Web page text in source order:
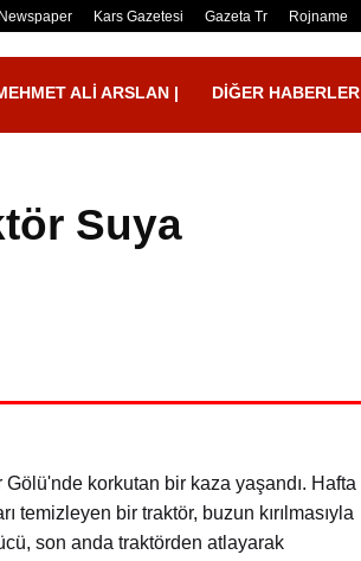
Newspaper Kars Gazetesi Gazeta Tr Rojname
ALI ARSLAN | DIĞER HABERLER
Suya
Gölü'nde korkutan bir kaza yaşandı. Hafta
temizleyen bir traktör, buzun kırılmasıyla
son anda traktörden atlayarak